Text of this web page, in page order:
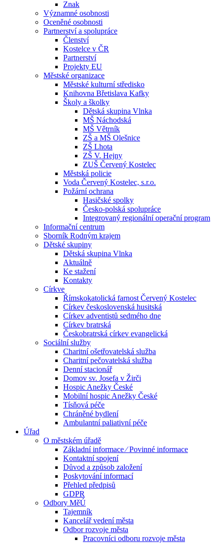
Znak
Významné osobnosti
Oceněné osobnosti
Partnerství a spolupráce
Členství
Kostelce v ČR
Partnerství
Projekty EU
Městské organizace
Městské kulturní středisko
Knihovna Břetislava Kafky
Školy a školky
Dětská skupina Vlnka
MŠ Náchodská
MŠ Větrník
ZŠ a MŠ Olešnice
ZŠ Lhota
ZŠ V. Hejny
ZUŠ Červený Kostelec
Městská policie
Voda Červený Kostelec, s.r.o.
Požární ochrana
Hasičské spolky
Česko-polská spolupráce
Integrovaný regionální operační program
Informační centrum
Sborník Rodným krajem
Dětské skupiny
Dětská skupina Vlnka
Aktuálně
Ke stažení
Kontakty
Církve
Římskokatolická farnost Červený Kostelec
Církev československá husitská
Církev adventistů sedmého dne
Církev bratrská
Českobratrská církev evangelická
Sociální služby
Charitní ošetřovatelská služba
Charitní pečovatelská služba
Denní stacionář
Domov sv. Josefa v Žirči
Hospic Anežky České
Mobilní hospic Anežky České
Tísňová péče
Chráněné bydlení
Ambulantní paliativní péče
Úřad
O městském úřadě
Základní informace ⁄ Povinné informace
Kontaktní spojení
Důvod a způsob založení
Poskytování informací
Přehled předpisů
GDPR
Odbory MěÚ
Tajemník
Kancelář vedení města
Odbor rozvoje města
Pracovníci odboru rozvoje města